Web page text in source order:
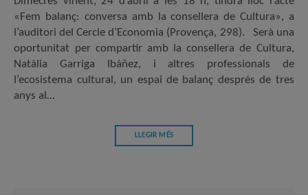
«Fem balanç: conversa amb la consellera de Cultura», a
l’auditori del Cercle d’Economia (Provença, 298). Serà una
oportunitat per compartir amb la consellera de Cultura,
Natàlia Garriga Ibáñez, i altres professionals de
l’ecosistema cultural, un espai de balanç després de tres
anys al…
LLEGIR MÉS